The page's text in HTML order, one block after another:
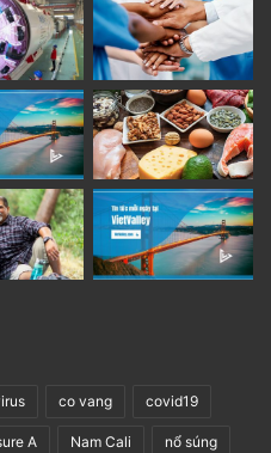
co vang covid19
A Nam Cali nổ súng